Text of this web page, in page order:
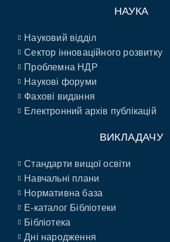
НАУКА
Науковий відділ
Сектор інноваційного розвитку
Проблемна НДР
Наукові форуми
Фахові видання
Електронний архів публікацій
ВИКЛАДАЧУ
Стандарти вищої освіти
Навчальні плани
Нормативна база
E-каталог Бібліотеки
Бібліотека
Дні народження